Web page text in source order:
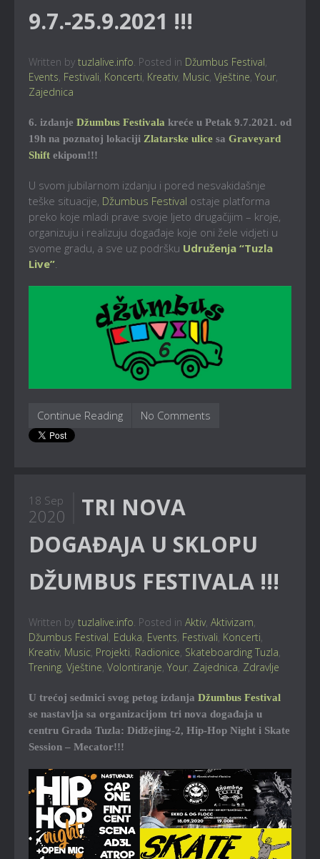
9.7.-25.9.2021 !!!
Written by tuzlalive.info. Posted in Džumbus Festival,
Events, Festivali, Koncerti, Kreativ, Music, Vještine, Your,
Zajednica
6. izdanje Džumbus Festivala kreće u Petak 9.7.2021. od
19h na poznatoj lokaciji Zlatarske ulice sa Graveyard
Shift ekipom!!!
U svom jubilarnom izdanju i pored nesvakidašnje
teške situacije, Džumbus Festival ostaje platforma
preko koje mladi prave svoje ljeto drugačijim – kroje,
organizuju i realizuju događaje koje oni žele vidjeti u
svome gradu, a sve uz podršku Udruženja “Tuzla
Live”.
Continue Reading No Comments
18 Sep
2020
TRI NOVA
DOGAĐAJA U SKLOPU
DŽUMBUS FESTIVALA !!!
Written by tuzlalive.info. Posted in Aktiv, Aktivizam,
Džumbus Festival, Eduka, Events, Festivali, Koncerti,
Kreativ, Music, Projekti, Radionice, Skateboarding Tuzla,
Trening, Vještine, Volontiranje, Your, Zajednica, Zdravlje
U trećoj sedmici svog petog izdanja Džumbus Festival
se nastavlja sa organizacijom tri nova događaja u
centru Grada Tuzla: Didžejing-2, Hip-Hop Night i Skate
Session – Mecator!!!